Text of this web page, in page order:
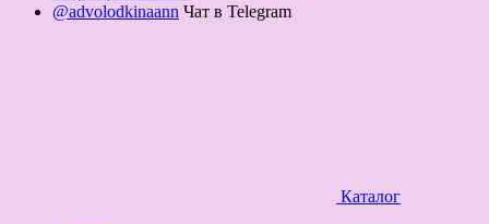
@advolodkinaann Чат в Telegram
Каталог